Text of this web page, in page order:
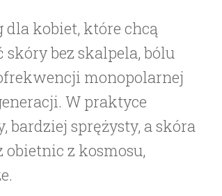
kobiet, które chcą
bez skalpela, bólu
monopolarnej
W praktyce
bardziej sprężysty, a skóra
obietnic z kosmosu,